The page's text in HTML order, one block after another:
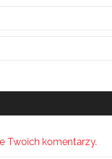
Twoich komentarzy.